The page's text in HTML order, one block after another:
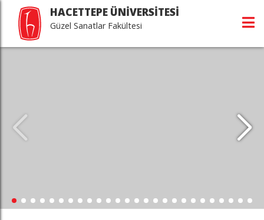
HACETTEPE ÜNİVERSİTESİ
Güzel Sanatlar Fakültesi